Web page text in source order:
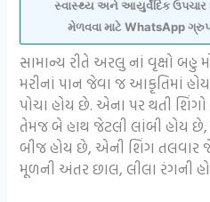
સ્વાસ્થ્ય અને આયુર્વેદિક ઉપચાર
મેળવવા માટે WhatsApp
સામાન્ય રીતે અરલુ નાં વૃક્ષો બહુ
મરીનાં પાન જેવા જ આકૃતિમાં
પોચા હોય છે. એના પર થતી
તેમજ બે હાથ જેટલી લાંબી હોય
બીજ હોય છે, એની શિંગ તલવાર
મૂળની અંતર છાલ, લીલા રંગની